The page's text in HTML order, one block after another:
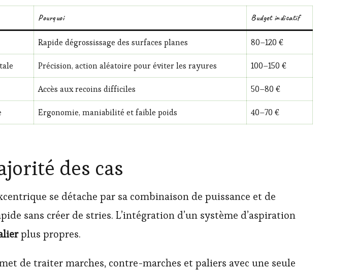
Pourquoi Budget indicatif
Rapide dégrossissage des surfaces planes 80–120 €
Précision, action aléatoire pour éviter les rayures 100–150 €
Accès aux recoins difficiles 50–80 €
Ergonomie, maniabilité et faible poids 40–70 €
des cas
se détache par sa combinaison de puissance et de
sans créer de stries. L’intégration d’un système d’aspiration
plus propres.
de traiter marches, contre-marches et paliers avec une seule